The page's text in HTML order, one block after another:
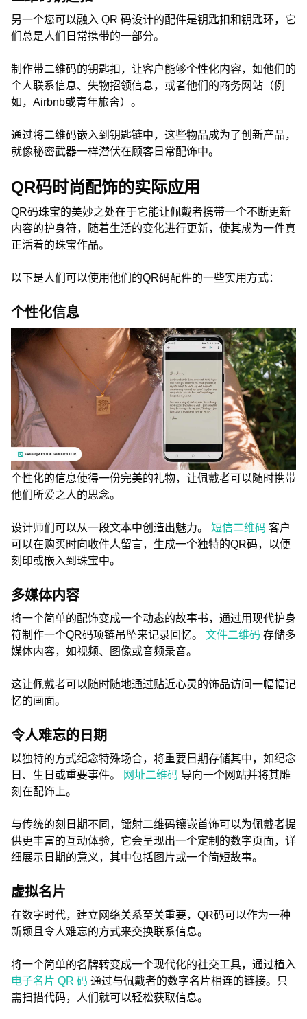
另一个您可以融入 QR 码设计的配件是钥匙扣和钥匙环，它
们总是人们日常携带的一部分。
制作带二维码的钥匙扣，让客户能够个性化内容，如他们的
个人联系信息、失物招领信息，或者他们的商务网站（例
如，Airbnb或青年旅舍）。
通过将二维码嵌入到钥匙链中，这些物品成为了创新产品，
就像秘密武器一样潜伏在顾客日常配饰中。
QR码时尚配饰的实际应用
QR码珠宝的美妙之处在于它能让佩戴者携带一个不断更新
内容的护身符，随着生活的变化进行更新，使其成为一件真
正活着的珠宝作品。
以下是人们可以使用他们的QR码配件的一些实用方式：
个性化信息
个性化的信息使得一份完美的礼物，让佩戴者可以随时携带
他们所爱之人的思念。
设计师们可以从一段文本中创造出魅力。 短信二维码 客户
可以在购买时向收件人留言，生成一个独特的QR码，以便
刻印或嵌入到珠宝中。
多媒体内容
将一个简单的配饰变成一个动态的故事书，通过用现代护身
符制作一个QR码项链吊坠来记录回忆。 文件二维码 存储多
媒体内容，如视频、图像或音频录音。
这让佩戴者可以随时随地通过贴近心灵的饰品访问一幅幅记
忆的画面。
令人难忘的日期
以独特的方式纪念特殊场合，将重要日期存储其中，如纪念
日、生日或重要事件。
网址二维码 导向一个网站并将其雕
刻在配饰上。
与传统的刻日期不同，镭射二维码镶嵌首饰可以为佩戴者提
供更丰富的互动体验，它会呈现出一个定制的数字页面，详
细展示日期的意义，其中包括图片或一个简短故事。
虚拟名片
在数字时代，建立网络关系至关重要，QR码可以作为一种
新颖且令人难忘的方式来交换联系信息。
将一个简单的名牌转变成一个现代化的社交工具，通过植入
电子名片 QR 码 通过与佩戴者的数字名片相连的链接。只
需扫描代码，人们就可以轻松获取信息。